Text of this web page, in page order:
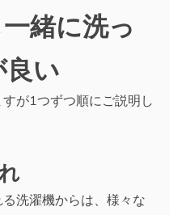
緒に洗っ
い
が1つずつ順にご説明し
洗濯機からは、様々な